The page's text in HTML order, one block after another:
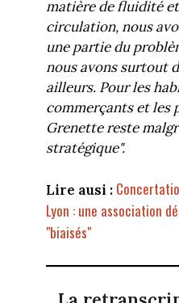
matière de fluidité
circulation, nous
une partie du
nous avons surtout
ailleurs. Pour les
commerçants et les
Grenette reste
stratégique".
Lire ausi :
Lyon : une association
"biaisés"